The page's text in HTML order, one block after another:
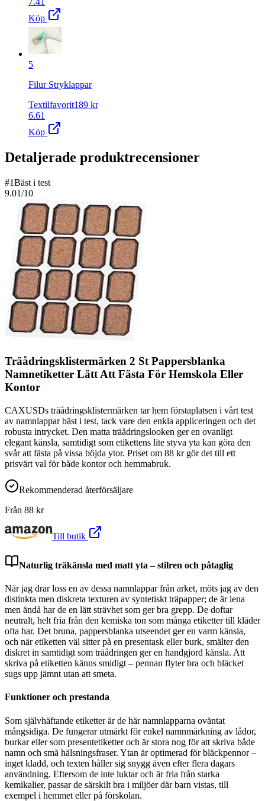
Köp
5
Filur Stryklappar
Textilfavorit189 kr
6.61
Köp
Detaljerade produktrecensioner
#1Bäst i test
9.01/10
Träådringsklistermärken 2 St Pappersblanka
Namnetiketter Lätt Att Fästa För Hemskola Eller
Kontor
CAXUSDs träådringsklistermärken tar hem förstaplatsen i vårt test
av namnlappar bäst i test, tack vare den enkla appliceringen och det
robusta intrycket. Den matta träådringslooken ger en ovanligt
elegant känsla, samtidigt som etikettens lite styva yta kan göra den
svår att fästa på vissa böjda ytor. Priset om 88 kr gör det till ett
prisvärt val för både kontor och hemmabruk.
Rekommenderad återförsäljare
Från 88 kr
Till butik
Naturlig träkänsla med matt yta – stilren och påtaglig
När jag drar loss en av dessa namnlappar från arket, möts jag av den
distinkta men diskreta texturen av syntetiskt träpapper; de är lena
men ändå har de en lätt strävhet som ger bra grepp. De doftar
neutralt, helt fria från den kemiska ton som många etiketter till kläder
ofta har. Det bruna, pappersblanka utseendet ger en varm känsla,
och när etiketten väl sitter på en presentask eller burk, smälter den
diskret in samtidigt som träådringen ger en handgjord känsla. Att
skriva på etiketten känns smidigt – pennan flyter bra och bläcket
sugs upp jämnt utan att smeta.
Funktioner och prestanda
Som självhäftande etiketter är de här namnlapparna oväntat
mångsidiga. De fungerar utmärkt för enkel namnmärkning av lådor,
burkar eller som presentetiketter och är stora nog för att skriva både
namn och små hälsningsfraser. Ytan är optimerad för bläckpennor –
inget kladd, och texten håller sig snygg även efter flera dagars
användning. Eftersom de inte luktar och är fria från starka
kemikalier, passar de särskilt bra i miljöer där barn vistas, till
exempel i hemmet eller på förskolan.